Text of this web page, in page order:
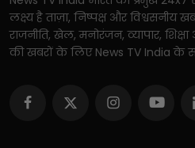
लक्ष्य है ताज़ा, निष्पक्ष और विश्वसनीय
राजनीति, खेल, मनोरंजन, व्यापार,
की खबरों के लिए News TV India के